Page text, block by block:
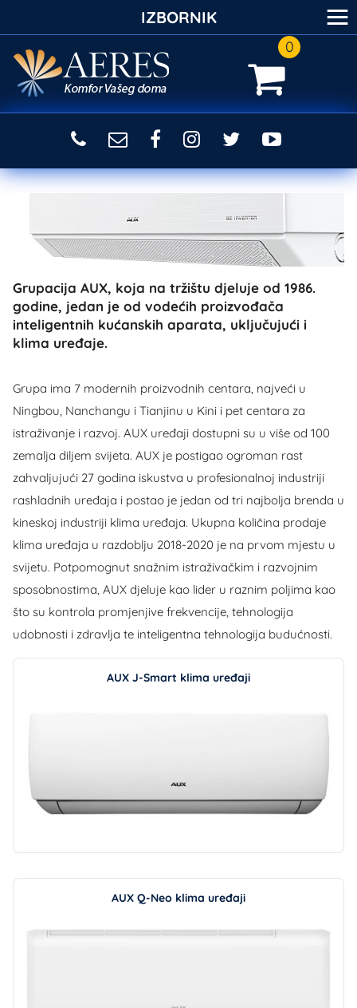
0
Grupacija AUX, koja na tržištu djeluje od 1986.
godine, jedan je od vodećih proizvođača
inteligentnih kućanskih aparata, uključujući i
klima uređaje.
Grupa ima 7 modernih proizvodnih centara, najveći u
Ningbou, Nanchangu i Tianjinu u Kini i pet centara za
istraživanje i razvoj. AUX uređaji dostupni su u više od 100
zemalja diljem svijeta. AUX je postigao ogroman rast
zahvaljujući 27 godina iskustva u profesionalnoj industriji
rashladnih uređaja i postao je jedan od tri najbolja brenda u
kineskoj industriji klima uređaja. Ukupna količina prodaje
klima uređaja u razdoblju 2018-2020 je na prvom mjestu u
svijetu. Potpomognut snažnim istraživačkim i razvojnim
sposobnostima, AUX djeluje kao lider u raznim poljima kao
što su kontrola promjenjive frekvencije, tehnologija
udobnosti i zdravlja te inteligentna tehnologija budućnosti.
AUX J-Smart klima uređaji
AUX Q-Neo klima uređaji
IZBORNIK ≡